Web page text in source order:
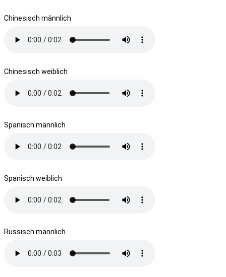
Chinesisch männlich
Chinesisch weiblich
Spanisch männlich
Spanisch weiblich
Russisch männlich